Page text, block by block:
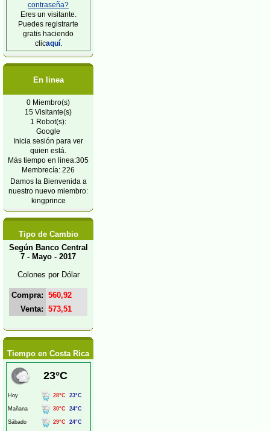
contraseña?
Eres un visitante.
Puedes registrarte
gratis haciendo
clicaquí.
En linea
0 Miembro(s)
15 Visitante(s)
1 Robot(s):
Google
Inicia sesión para ver
quien está.
Más tiempo en linea:305
Membrecía: 226
Damos la Bienvenida a
nuestro nuevo miembro:
kingprince
Tipo de Cambio
Según Banco Central
7 - Mayo - 2017
Colones por Dólar
Compra: 560,92
Venta: 573,51
Tiempo en Costa Rica